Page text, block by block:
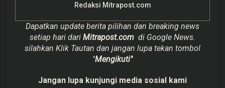
Redaksi Mitrapost.com
Dapatkan update berita pilihan dan breaking news
setiap hari dari Mitrapost.com di Google News.
silahkan Klik Tautan dan jangan lupa tekan tombol
"Mengikuti"
Jangan lupa kunjungi media sosial kami